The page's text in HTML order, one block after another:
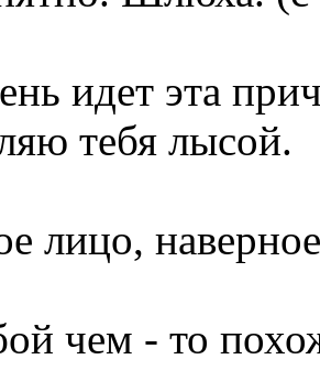
идет эта
тебя лысой.
лицо,
чем - то